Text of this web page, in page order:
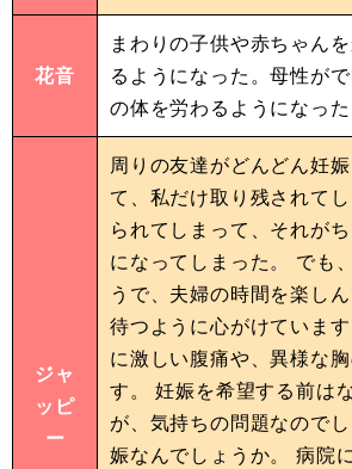
花音
まわりの子供や赤ちゃん
るようになった。母性が
の体を労わるようになった
ジャ
ッピ
ー
周りの友達がどんどん妊
て、私だけ取り残されて
られてしまって、それが
になってしまった。 でも
うで、夫婦の時間を楽し
待つように心がけていま
に激しい腹痛や、異様な
す。 妊娠を希望する前は
が、気持ちの問題なので
娠なんでしょうか。 病院